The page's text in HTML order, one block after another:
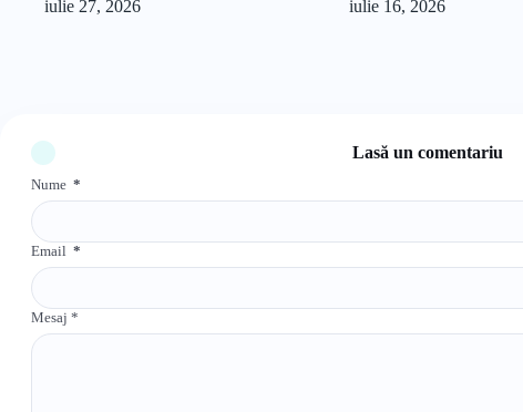
iulie 27, 2026
iulie 16, 2026
Lasă un comentariu
Nume *
Email *
Mesaj *